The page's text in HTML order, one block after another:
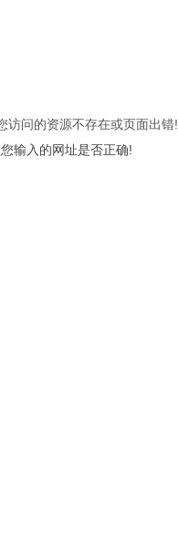
访问的资源不存在或页面出错!
输入的网址是否正确!